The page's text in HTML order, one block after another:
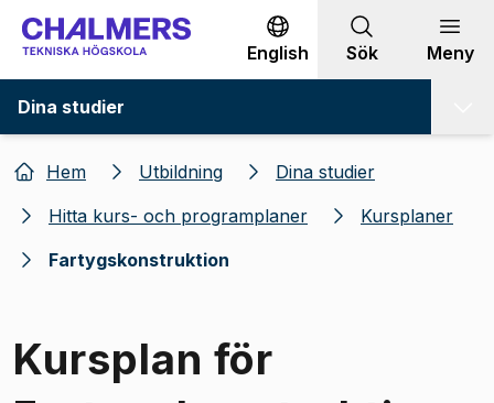
Gå till innehållet
English Sök Meny
Dina studier
Hem Utbildning
Dina studier
Hitta kurs- och programplaner
Kursplaner
Fartygskonstruktion
Kursplan för